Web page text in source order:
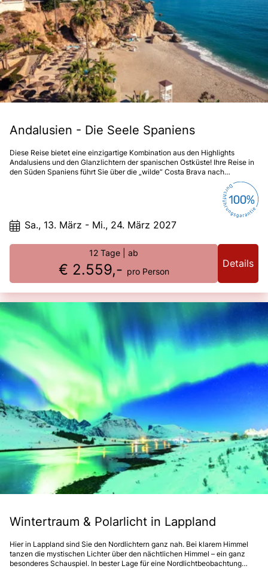
Andalusien - Die Seele Spaniens
Diese Reise bietet eine einzigartige Kombination aus den Highlights
Andalusiens und den Glanzlichtern der spanischen Ostküste! Ihre Reise in
den Süden Spaniens führt Sie über die „wilde“ Costa Brava nach
Andalusien. In Andalusien angekommen, werden Sie schnell feststellen:
Temperament und Lebenslust, moderne Städte, mondäne Häfen, große
Fiestas sowie ein vielfältiges kulturelles und historisches Angebot. Erleben
Sie eine unvergleichliche Ansammlung europäischer und arabischer Kultur,
eingebettet in eine Natur voller Gegensätze.
Sa., 13. März - Mi., 24. März 2027
12 Tage | ab
€ 2.559,- pro Person
Details
Wintertraum & Polarlicht in Lappland
Hier in Lappland sind Sie den Nordlichtern ganz nah. Bei klarem Himmel
tanzen die mystischen Lichter über den nächtlichen Himmel – ein ganz
besonderes Schauspiel. In bester Lage für eine Nordlichtbeobachtung